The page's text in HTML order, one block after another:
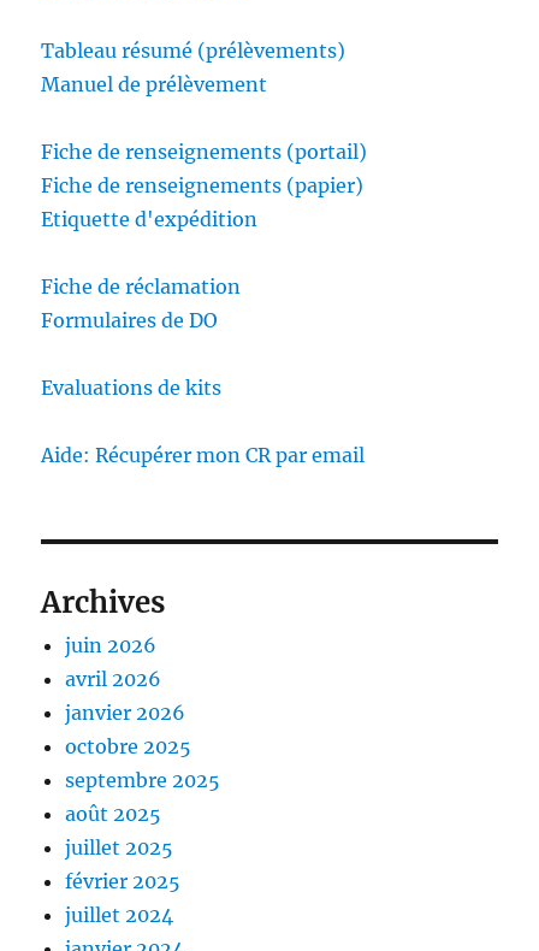
Tableau résumé (prélèvements)
Manuel de prélèvement
Fiche de renseignements (portail)
Fiche de renseignements (papier)
Etiquette d'expédition
Fiche de réclamation
Formulaires de DO
Evaluations de kits
Aide: Récupérer mon CR par email
Archives
juin 2026
avril 2026
janvier 2026
octobre 2025
septembre 2025
août 2025
juillet 2025
février 2025
juillet 2024